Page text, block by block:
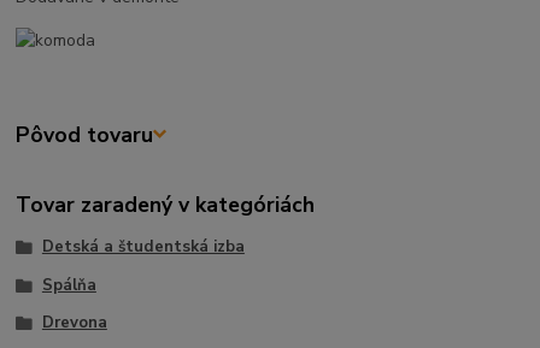
Pôvod tovaru
Tovar zaradený v kategóriách
Detská a študentská izba
Spálňa
Drevona